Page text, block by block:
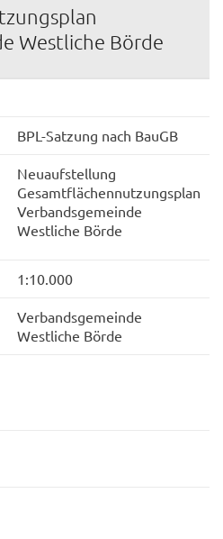
Westliche Börde
BPL-Satzung nach BauGB
Neuaufstellung
Gesamtflächennutzungsplan
Verbandsgemeinde
Westliche Börde
1:10.000
Verbandsgemeinde
Westliche Börde